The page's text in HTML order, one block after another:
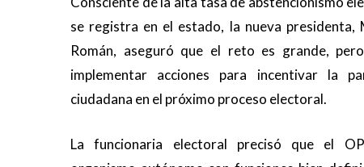
se registra en el estado, la nueva presidenta,
Román, aseguró que el reto es grande,
implementar acciones para incentivar la
ciudadana en el próximo proceso electoral.
La funcionaria electoral precisó que el